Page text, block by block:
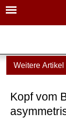
Weitere
Kopf vom
► News
► Diagnostik
▾